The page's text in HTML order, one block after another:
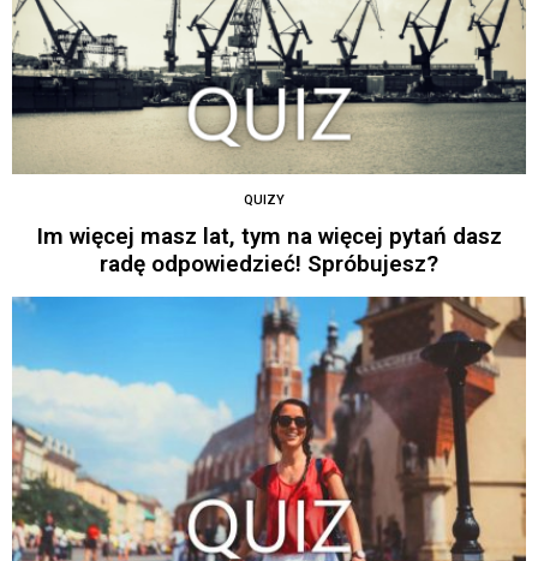
QUIZY
Im więcej masz lat, tym na więcej pytań dasz
radę odpowiedzieć! Spróbujesz?